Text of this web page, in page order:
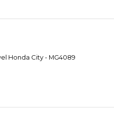
Honda City - MG4089